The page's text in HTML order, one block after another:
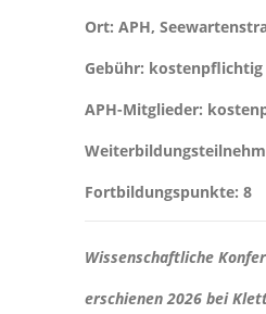
Ort: APH,
Gebühr: kostenpflichtig
APH-Mitglieder:
Fortbildungspunkte: 8
Wissenschaftliche
erschienen 2026 bei